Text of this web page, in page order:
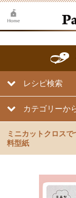
レシピ検索
カテゴリーか
ミニカットクロス
料型紙